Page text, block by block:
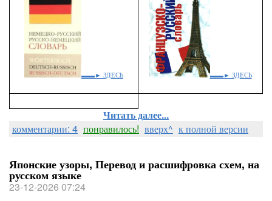
▬▬► ЗДЕСЬ ▬▬► ЗДЕСЬ
Читать далее...
комментарии: 4 понравилось! вверх^ к полной версии
Японские узоры, Перевод и расшифровка схем, на
русском языке
23-12-2026 07:24